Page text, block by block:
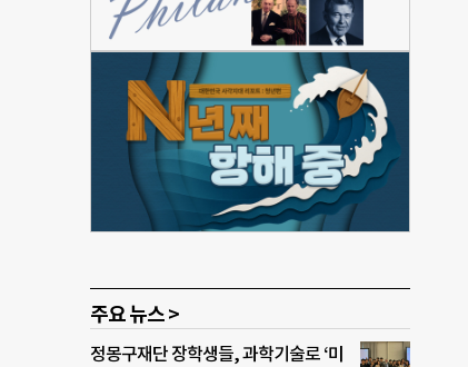
주요 뉴스 >
정몽구재단 장학생들, 과학기술로 ‘미